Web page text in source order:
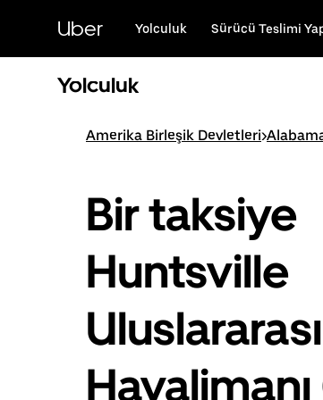
Uber Yolculuk Sürücü Teslimi
Yolculuk
Amerika Birleşik Devletleri>
Bir taksiye
Huntsville
Uluslararası